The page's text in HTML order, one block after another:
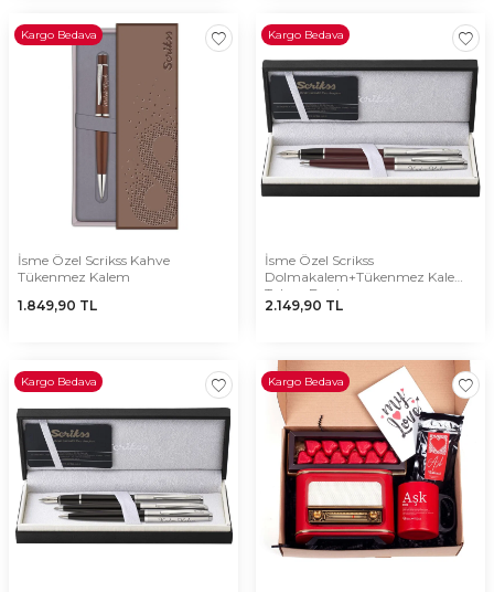
Kargo Bedava
İsme Özel Scrikss Kahve
Tükenmez Kalem
1.849,90 TL
Kargo Bedava
İsme Özel Scrikss
Dolmakalem+Tükenmez Kalem
Takım Bordo
2.149,90 TL
Kargo Bedava Kargo Bedava